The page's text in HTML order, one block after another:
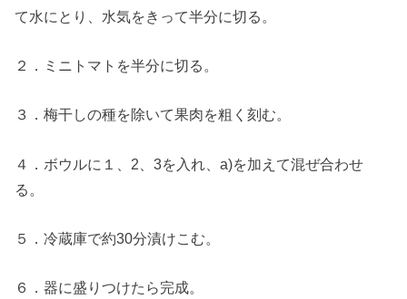
て水にとり、水気をきって半分に切る。
２．ミニトマトを半分に切る。
３．梅干しの種を除いて果肉を粗く刻む。
４．ボウルに１、2、3を入れ、a)を加えて混ぜ合わせ
る。
５．冷蔵庫で約30分漬けこむ。
６．器に盛りつけたら完成。